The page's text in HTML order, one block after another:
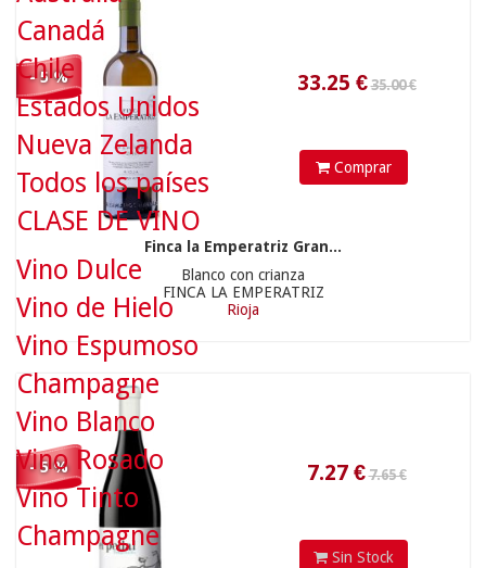
- 5 %
Comprar
Finca la Emperatriz Gran...
Blanco con crianza
FINCA LA EMPERATRIZ
Rioja
- 5 %
7.27€
Sin Stock
Canadá
Chile
Estados Unidos
Nueva Zelanda
Todos los países
CLASE DE VINO
Vino Dulce
Vino de Hielo
Vino Espumoso
Champagne
Vino Blanco
Vino Rosado
Vino Tinto
Champagne